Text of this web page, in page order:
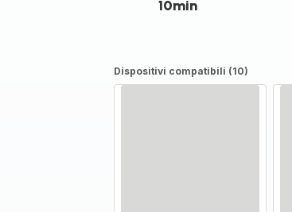
10min
Dispositivi compatibili (10)